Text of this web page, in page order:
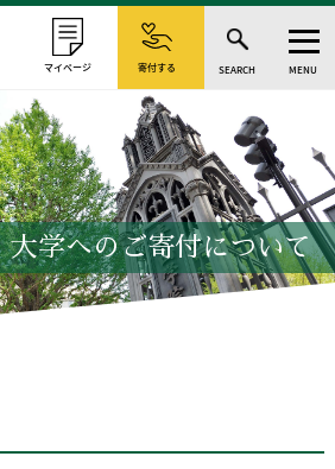
マイページ 寄付する SEARCH MENU
大学へのご寄付について